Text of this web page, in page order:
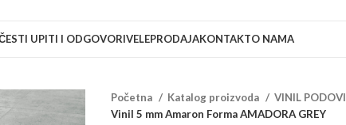
UPITI I ODGOVORIVELEPRODAJAKONTAKTO NAMA
Početna Katalog proizvoda
VINIL PODOVI
Vinil 5 mm Amaron Forma AMADORA GREY